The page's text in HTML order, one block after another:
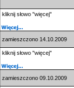
kliknij słowo "więcej"
zamieszczono 14.10.2009
kliknij słowo "więcej"
zamieszczono 09.10.2009